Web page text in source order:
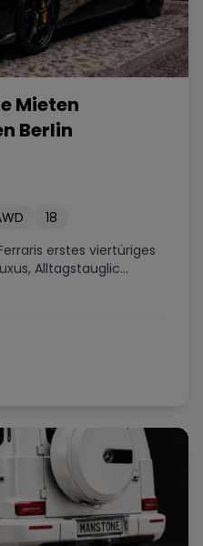
Mieten
Berlin
18
erstes viertüriges
Alltagstauglic...